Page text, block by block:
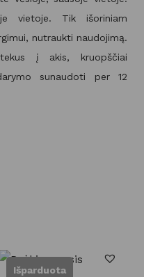
vietoje. Tik išoriniam
nutraukti naudojimą.
į akis, kruopščiai
sunaudoti per 12
Išparduota